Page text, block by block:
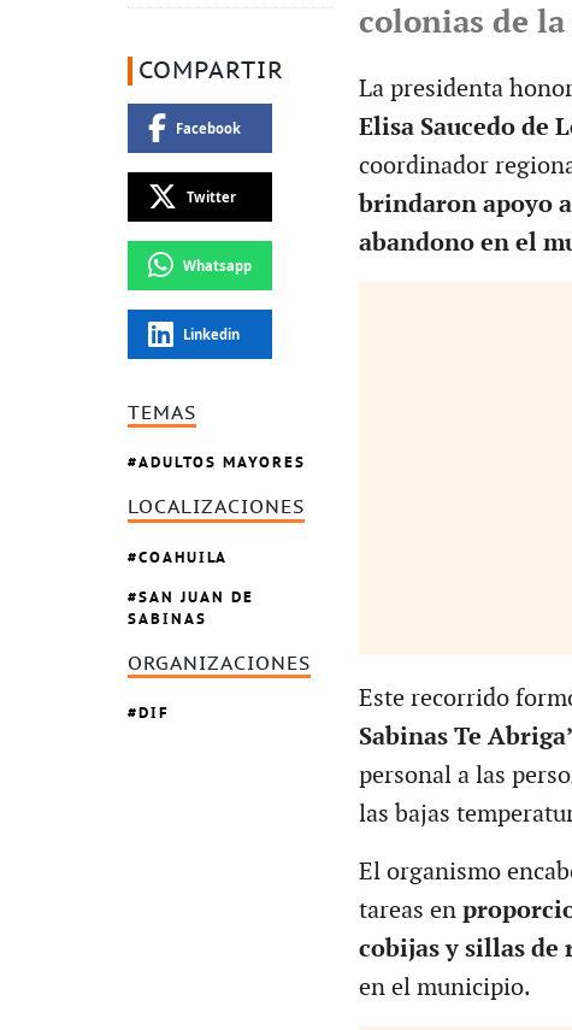
COMPARTIR
Facebook
Twitter
Whatsapp
Linkedin
TEMAS
ADULTOS MAYORES
LOCALIZACIONES
COAHUILA
SAN JUAN DE
SABINAS
ORGANIZACIONES
DIF
colonias de
La presidenta
Elisa Saucedo de
coordinador
brindaron apoyo
abandono en el
Este recorrido
Sabinas Te
personal a las
las bajas
El organismo
tareas en
cobijas y sillas de
en el municipio.